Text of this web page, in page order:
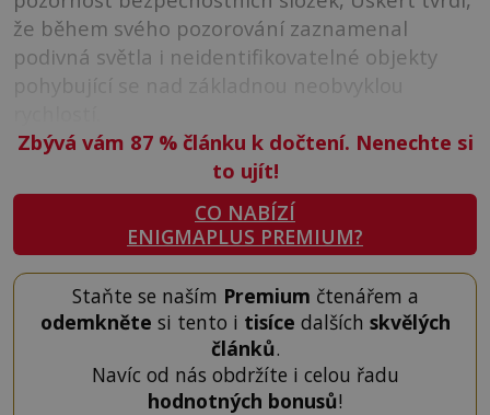
že během svého pozorování zaznamenal
podivná světla i neidentifikovatelné objekty
pohybující se nad základnou neobvyklou
Zbývá vám 87 %článku k dočtení. Nenechte si
to ujít!
CO NABÍZÍ
ENIGMAPLUS PREMIUM?
Staňte se naším Premium čtenářem a
odemkněte si tento i tisíce dalších skvělých
článků.
Navíc od nás obdržíte i celou řadu
hodnotných bonusů!